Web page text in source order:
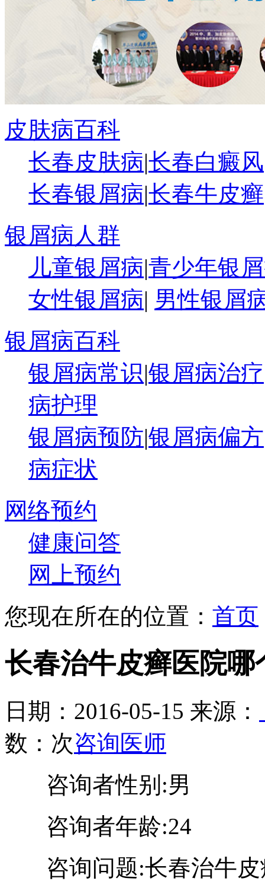
皮肤病百科
长春皮肤病|长春白癜风
长春银屑病|长春牛皮癣
银屑病人群
儿童银屑病|青少年银
女性银屑病| 男性银屑
银屑病百科
银屑病常识|银屑病治疗
病护理
银屑病预防|银屑病偏方
病症状
网络预约
健康问答
网上预约
您现在所在的位置： 首页
长春治牛皮癣医院哪
日期：2016-05-15 来源：
数： 次咨询医师
咨询者性别:男
咨询者年龄:24
咨询问题:长春治牛皮